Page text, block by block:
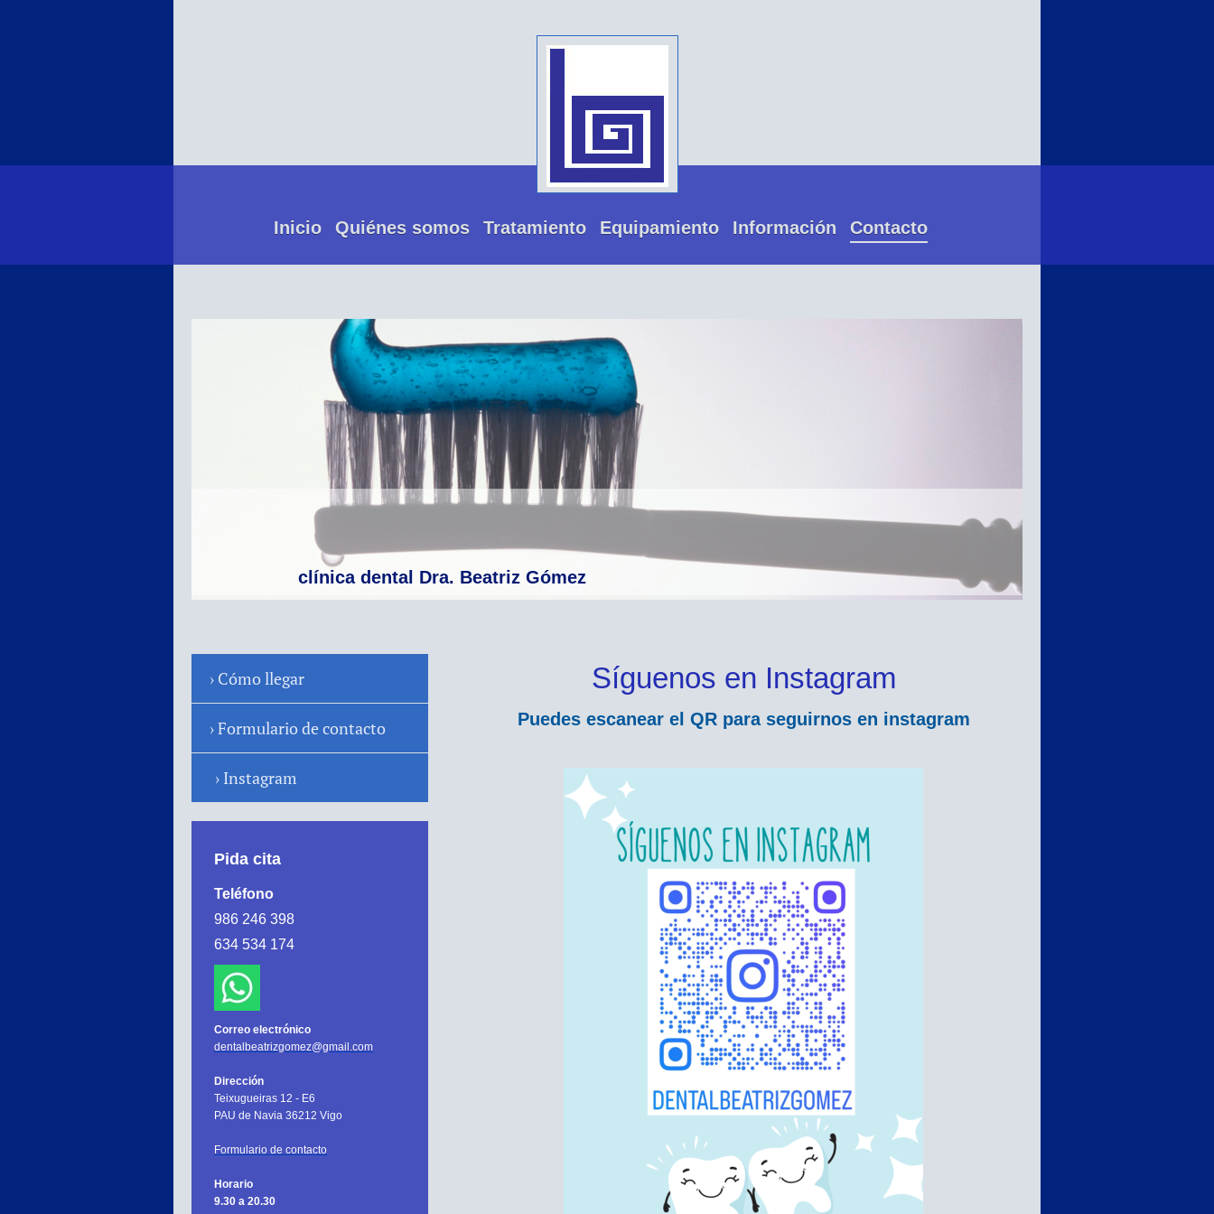
Inicio Quiénes somos Tratamiento Equipamiento Información Contacto
clínica dental Dra. Beatriz Gómez
Síguenos en Instagram
Puedes escanear el QR para seguirnos en instagram
Cómo llegar
Formulario de contacto
Instagram
Pida cita
Teléfono
986 246 398
634 534 174
Correo electrónico
dentalbeatrizgomez@gmail.com
Dirección
Teixugueiras 12 - E6
PAU de Navia 36212 Vigo
Formulario de contacto
Horario
9.30 a 20.30